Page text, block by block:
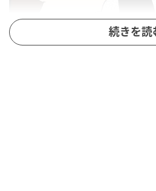
続きを読